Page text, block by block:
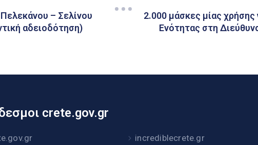
– Σελίνου
αδειοδότηση)
2.000 μάσκες μίας χρήσης
Ενότητας στη
crete.gov.gr
incrediblecrete.gr